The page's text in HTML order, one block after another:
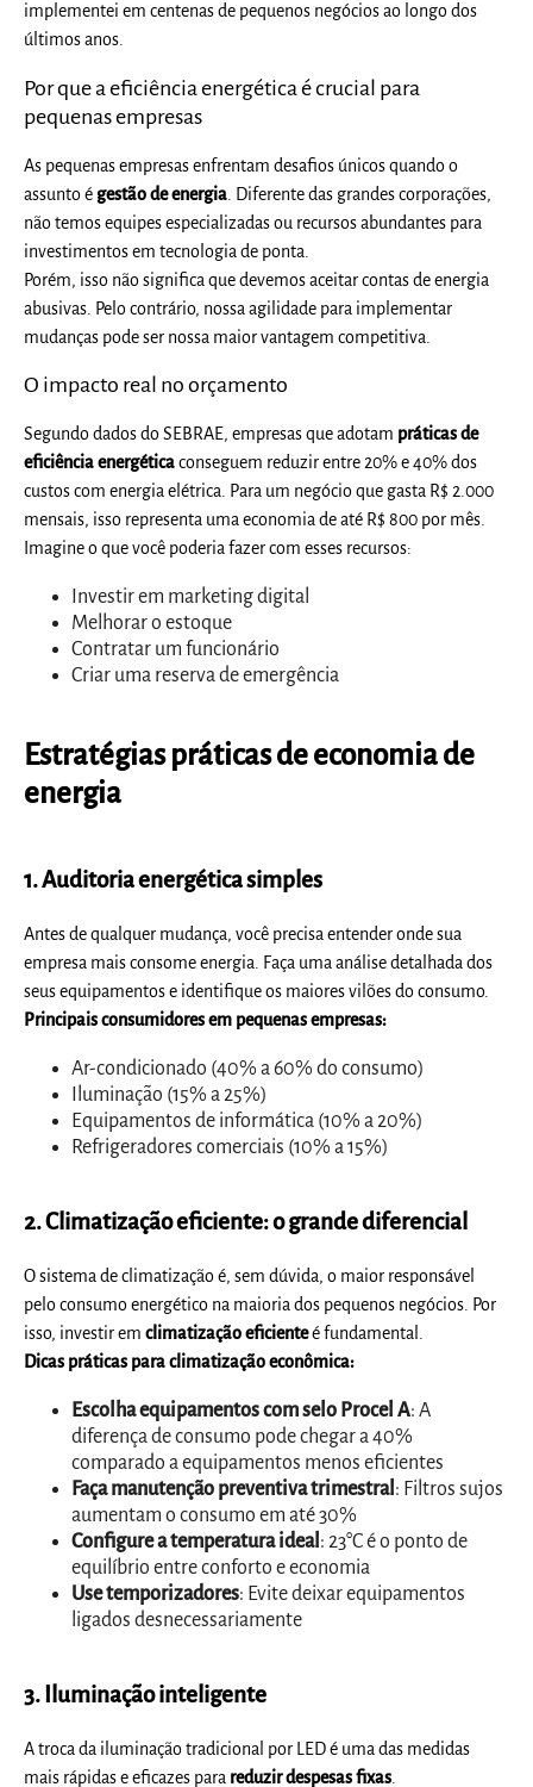
implementei em centenas de pequenos negócios ao longo dos
últimos anos.
Por que a eficiência energética é crucial para
pequenas empresas
As pequenas empresas enfrentam desafios únicos quando o
assunto é gestão de energia . Diferente das grandes corporações,
não temos equipes especializadas ou recursos abundantes para
investimentos em tecnologia de ponta.
Porém, isso não significa que devemos aceitar contas de energia
abusivas. Pelo contrário, nossa agilidade para implementar
mudanças pode ser nossa maior vantagem competitiva.
O impacto real no orçamento
Segundo dados do SEBRAE, empresas que adotam práticas de
eficiência energéticaconseguem reduzir entre 20% e 40% dos
custos com energia elétrica. Para um negócio que gasta R$ 2.000
mensais, isso representa uma economia de até R$ 800 por mês.
Imagine o que você poderia fazer com esses recursos:
Investir em marketing digital
Melhorar o estoque
Contratar um funcionário
Criar uma reserva de emergência
Estratégias práticas de economia de
energia
1. Auditoria energética simples
Antes de qualquer mudança, você precisa entender onde sua
empresa mais consome energia. Faça uma análise detalhada dos
seus equipamentos e identifique os maiores vilões do consumo.
Principais consumidores em pequenas empresas:
Ar-condicionado (40% a 60% do consumo)
Iluminação (15% a 25%)
Equipamentos de informática (10% a 20%)
Refrigeradores comerciais (10% a 15%)
2. Climatização eficiente: o grande diferencial
O sistema de climatização é, sem dúvida, o maior responsável
pelo consumo energético na maioria dos pequenos negócios. Por
isso, investir emclimatização eficienteé fundamental.
Dicas práticas para climatização econômica:
Escolha equipamentos com selo Procel A: A
diferença de consumo pode chegar a 40%
comparado a equipamentos menos eficientes
Faça manutenção preventiva trimestral: Filtros sujos
aumentam o consumo em até 30%
Configure a temperatura ideal: 23°C é o ponto de
equilíbrio entre conforto e economia
Use temporizadores: Evite deixar equipamentos
ligados desnecessariamente
3. Iluminação inteligente
A troca da iluminação tradicional por LED é uma das medidas
mais rápidas e eficazes para reduzir despesas fixas